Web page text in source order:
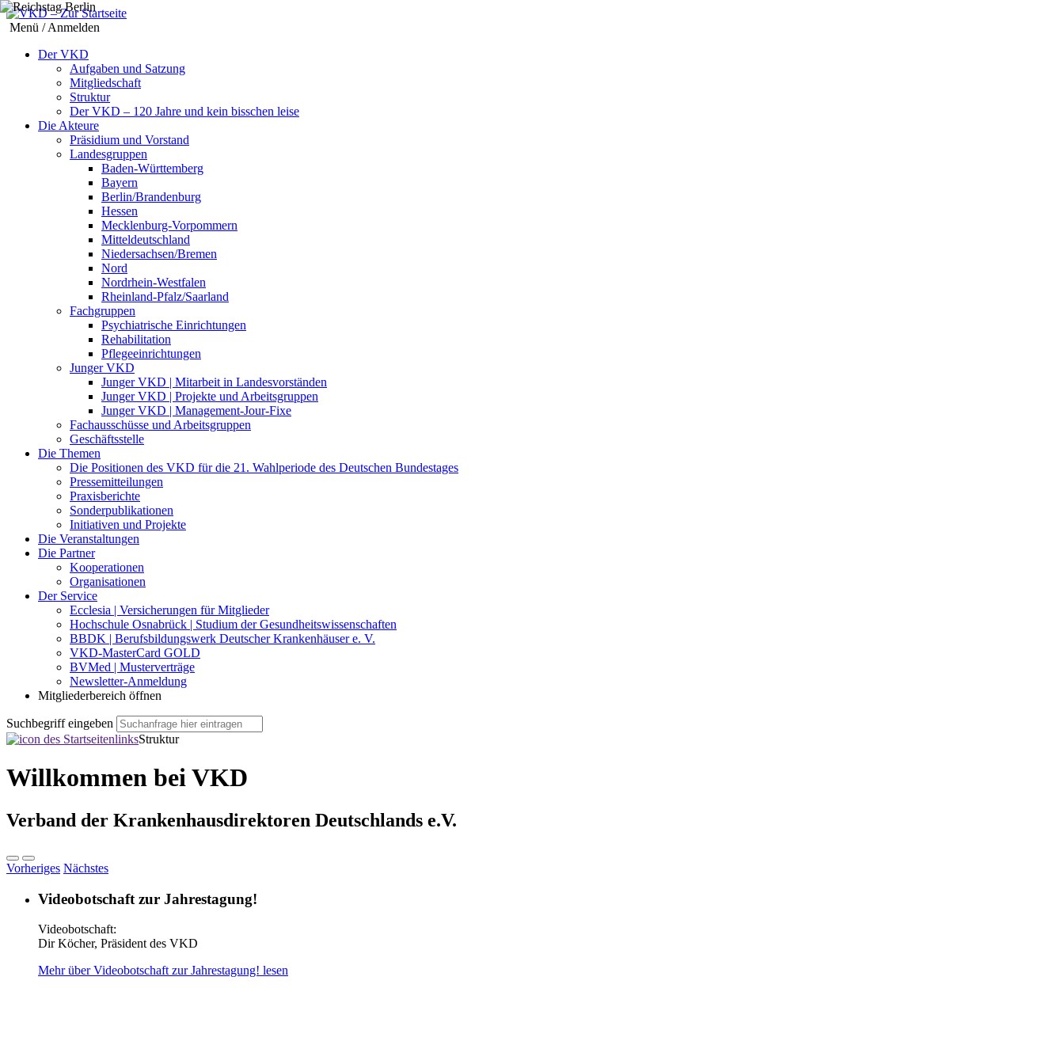
Menü / Anmelden
Der VKD
Aufgaben und Satzung
Mitgliedschaft
Struktur
Der VKD – 120 Jahre und kein bisschen leise
Die Akteure
Präsidium und Vorstand
Landesgruppen
Baden-Württemberg
Bayern
Berlin/Brandenburg
Hessen
Mecklenburg-Vorpommern
Mitteldeutschland
Niedersachsen/Bremen
Nord
Nordrhein-Westfalen
Rheinland-Pfalz/Saarland
Fachgruppen
Psychiatrische Einrichtungen
Rehabilitation
Pflegeeinrichtungen
Junger VKD
Junger VKD | Mitarbeit in Landesvorständen
Junger VKD | Projekte und Arbeitsgruppen
Junger VKD | Management-Jour-Fixe
Fachausschüsse und Arbeitsgruppen
Geschäftsstelle
Die Themen
Die Positionen des VKD für die 21. Wahlperiode des Deutschen Bundestages
Pressemitteilungen
Praxisberichte
Sonderpublikationen
Initiativen und Projekte
Die Veranstaltungen
Die Partner
Kooperationen
Organisationen
Der Service
Ecclesia | Versicherungen für Mitglieder
Hochschule Osnabrück | Studium der Gesundheitswissenschaften
BBDK | Berufsbildungswerk Deutscher Krankenhäuser e. V.
VKD-MasterCard GOLD
BVMed | Musterverträge
Newsletter-Anmeldung
Mitgliederbereich öffnen
Suchbegriff eingeben
Struktur
Willkommen bei VKD
Verband der Krankenhausdirektoren Deutschlands e.V.
Vorheriges Nächstes
Videobotschaft zur Jahrestagung!
Videobotschaft:
Dir Köcher, Präsident des VKD
Mehr über Videobotschaft zur Jahrestagung! lesen